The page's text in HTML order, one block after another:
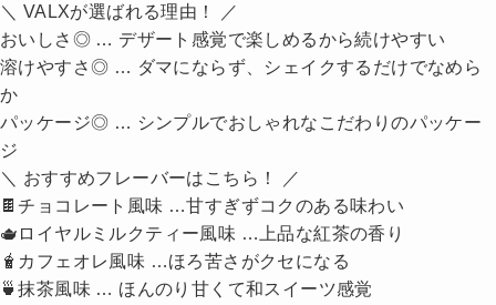
＼ VALXが選ばれる理由！ ／
おいしさ◎ … デザート感覚で楽しめるから続けやすい
溶けやすさ◎ … ダマにならず、シェイクするだけでなめら
か
パッケージ◎ … シンプルでおしゃれなこだわりのパッケー
ジ
＼ おすすめフレーバーはこちら！ ／
🍫チョコレート風味 …甘すぎずコクのある味わい
🫖ロイヤルミルクティー風味 …上品な紅茶の香り
🧋カフェオレ風味 …ほろ苦さがクセになる
🍵抹茶風味 … ほんのり甘くて和スイーツ感覚